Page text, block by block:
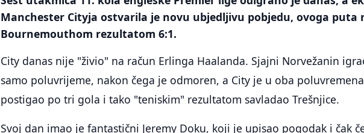
Manchester Cityja ostvarila je novu ubjedljivu pobjedu, ovoga puta
Bournemouthom rezultatom 6:1.
City danas nije "živio" na račun Erlinga Haalanda. Sjajni Norvežanin
samo poluvrijeme, nakon čega je odmoren, a City je u oba poluvremena
postigao po tri gola i tako "teniskim" rezultatom savladao Trešnjice.
Svoj dan imao je fantastični Jeremy Doku, koji je upisao pogodak i čak